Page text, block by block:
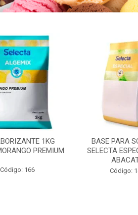
1KG
PREMIUM
Código: 166
BASE PARA
SELECTA
Código: